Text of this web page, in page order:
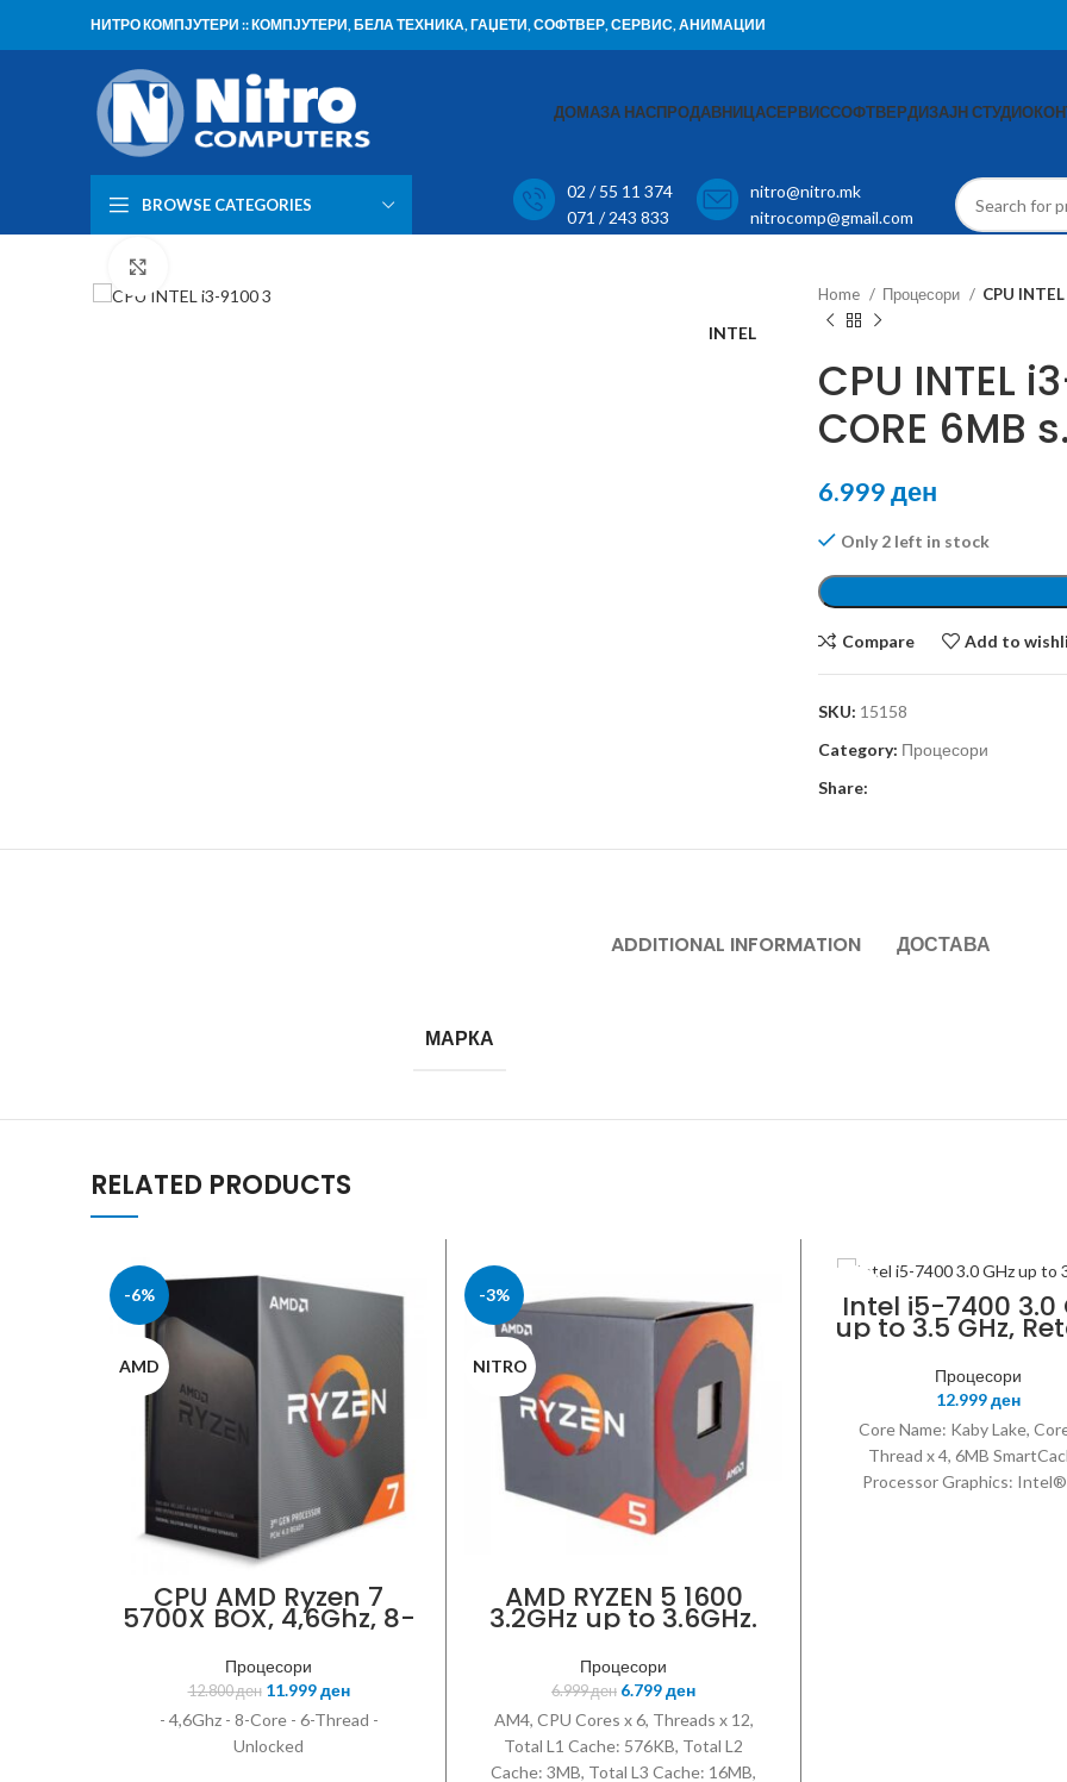
НИТРО КОМПЈУТЕРИ :: КОМПЈУТЕРИ, БЕЛА ТЕХНИКА, ГАЏЕТИ, СОФТВЕР, СЕРВИС, АНИМАЦИИ
ДОМАЗА НАСПРОДАВНИЦАСЕРВИССОФТВЕРДИЗАЈН СТУДИО
BROWSE CATEGORIES
02 / 55 11 374
071 / 243 833
nitro@nitro.mk
nitrocomp@gmail.com
INTEL
Home
Процесори CPU
CPU INTEL
CORE 6MB
6.999ден
Only 2 left in stock
Compare Add to
SKU: 15158
Category: Процесори
Share:
ADDITIONAL INFORMATION ДОСТАВА
МАРКА
RELATED PRODUCTS
-6%
AMD
CPU AMD Ryzen 7
5700X BOX, 4,6Ghz, 8-
Core, 16-Thread,
Unlocked
Процесори
12.800ден 11.999ден
- 4,6Ghz - 8-Core - 6-Thread -
Unlocked
-3%
NITRO
AMD RYZEN 5 1600
3.2GHz up to 3.6GHz.
Box
Процесори
6.999ден 6.799ден
AM4, CPU Cores x 6, Threads x 12,
Total L1 Cache: 576KB, Total L2
Cache: 3MB, Total L3 Cache: 16MB,
INTEL
Intel i5-7400 3.0
up to 3.5 GHz,
Процесори
12.999ден
Core Name: Kaby Lake,
Thread x 4, 6MB
Processor Graphics: